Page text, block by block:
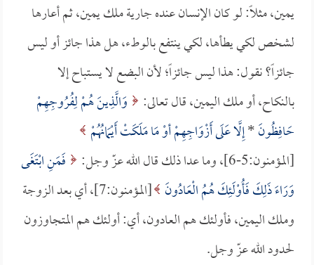
يمين، مثلاً: لو كان الإنسان عنده جارية ملك يمين، ثم أعارها
لشخص لكي يطأها، لكي ينتفع بالوطء، هل هذا جائز أو ليس
جائزاً؟ نقول: هذا ليس جائزاً؛ لأن البضع لا يستباح إلا
بالنكاح، أو ملك اليمين، قال تعالى:
وَالَّذِينَ هُمْ لِفُرُوجِهِمْ
حَافِظُونَ*إِلَّا عَلَى أَزْوَاجِهِمْ أوْ مَا مَلَكَتْ أَيْمَانُهُمْ
[المؤمنون:5-6]، وما عدا ذلك قال الله عزّ وجل:
فَمَنِ ابْتَغَى
وَرَاءَ ذَلِكَ فَأُوْلَئِكَ هُمُ الْعَادُونَ
[المؤمنون:7]، أي بعد الزوجة
وملك اليمين، فأولئك هم العادون، أي: أولئك هم المتجاوزون
لحدود الله عزّ وجل.